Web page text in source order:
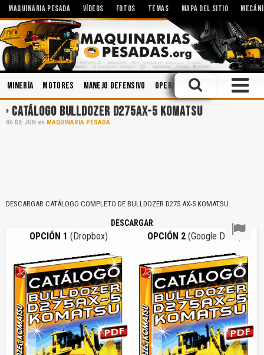
MAQUINARIA PESADA VÍDEOS FOTOS TEMAS MAPA DEL SITIO
Minería Motores Manejo Defensivo Operación Cucharones
CATÁLOGO BULLDOZER D275AX-5 KOMATSU
06 DE JUN en MAQUINARIA PESADA
DESCARGAR CATÁLOGO COMPLETO DE BULLDOZER D275 AX-5 KOMATSU
DESCARGAR
OPCIÓN 1 (Dropbox) OPCIÓN 2 (Google Drive)